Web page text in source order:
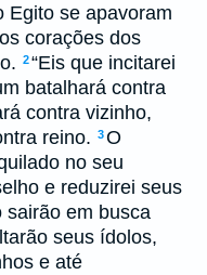
Egito se apavoram
corações dos
2“Eis que incitarei
batalhará contra
contra vizinho,
reino. 3O
no seu
e reduzirei seus
sairão em busca
seus ídolos,
e até